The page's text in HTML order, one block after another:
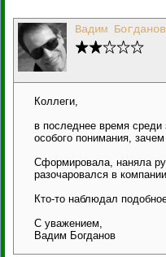
Вадим
Коллеги,
в последнее время
особого понимания,
Сформировала, наняла
разочаровался в
Кто-то наблюдал
С уважением,
Вадим Богданов